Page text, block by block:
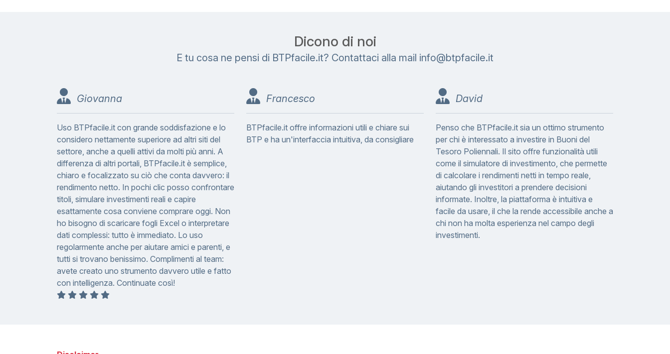
Dicono di noi
E tu cosa ne pensi di BTPfacile.it? Contattaci alla mail info@btpfacile.it
Giovanna
Uso BTPfacile.it con grande soddisfazione e lo
considero nettamente superiore ad altri siti del
settore, anche a quelli attivi da molti più anni. A
differenza di altri portali, BTPfacile.it è semplice,
chiaro e focalizzato su ciò che conta davvero: il
rendimento netto. In pochi clic posso confrontare
titoli, simulare investimenti reali e capire
esattamente cosa conviene comprare oggi. Non
ho bisogno di scaricare fogli Excel o interpretare
dati complessi: tutto è immediato. Lo uso
regolarmente anche per aiutare amici e parenti, e
tutti si trovano benissimo. Complimenti al team:
avete creato uno strumento davvero utile e fatto
con intelligenza. Continuate così!
Francesco
BTPfacile.it offre informazioni utili e chiare sui
BTP e ha un'interfaccia intuitiva, da consigliare
David
Penso che BTPfacile.it sia un ottimo strumento
per chi è interessato a investire in Buoni del
Tesoro Poliennali. Il sito offre funzionalità utili
come il simulatore di investimento, che permette
di calcolare i rendimenti netti in tempo reale,
aiutando gli investitori a prendere decisioni
informate. Inoltre, la piattaforma è intuitiva e
facile da usare, il che la rende accessibile anche a
chi non ha molta esperienza nel campo degli
investimenti.